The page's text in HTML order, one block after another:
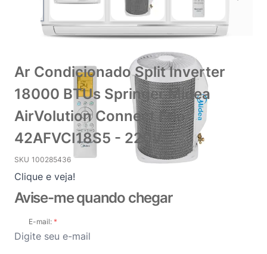
Ar Condicionado Split Inverter
18000 BTUs Springer Midea
AirVolution Connect Frio
42AFVCI18S5 - 220V
SKU 100285436
Clique e veja!
Avise-me quando chegar
E-mail: